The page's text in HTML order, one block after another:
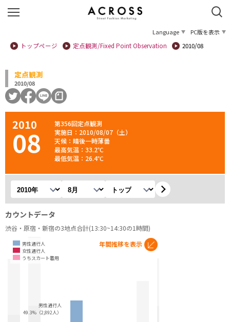
Language
PC版を表示
トップページ
定点観測/Fixed Point Observation 2010/08
定点観測
2010/08
2010
08
第356回定点観測
実施日：2010/08/07（土）
天候：晴後一時薄曇
最高気温：33.2℃
最低気温：26.4℃
年を選択 月を選択 観測地を選択
カウントデータ
渋谷・原宿・新宿の3地点合計(13:30~14:30の1時間)
男性通行人
女性通行人
うちスカート着用
年間推移を表示
男性通行人
49.3%（2,892人）